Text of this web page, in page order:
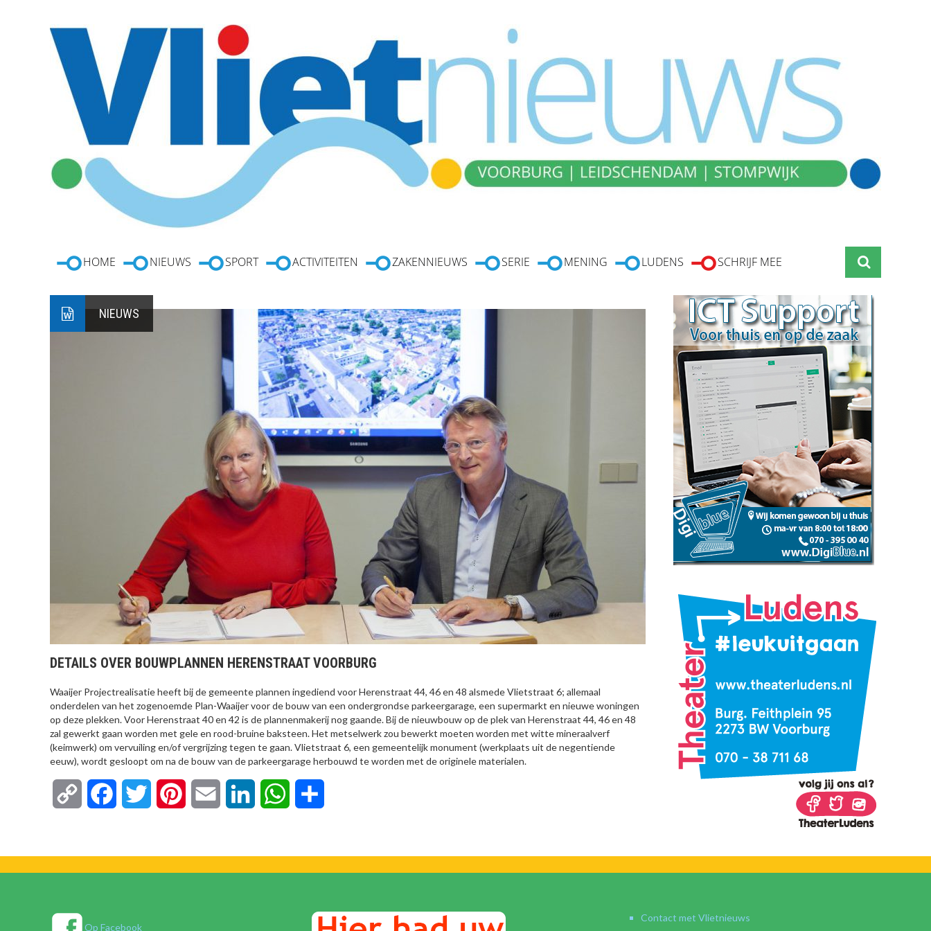
HOME NIEUWS SPORT ACTIVITEITEN ZAKENNIEUWS SERIE MENING LUDENS SCHRIJF MEE
NIEUWS
DETAILS OVER BOUWPLANNEN HERENSTRAAT VOORBURG
Waaijer Projectrealisatie heeft bij de gemeente plannen ingediend voor Herenstraat 44, 46 en 48 alsmede Vlietstraat 6; allemaal
onderdelen van het zogenoemde Plan-Waaijer voor de bouw van een ondergrondse parkeergarage, een supermarkt en nieuwe woningen
op deze plekken. Voor Herenstraat 40 en 42 is de plannenmakerij nog gaande. Bij de nieuwbouw op de plek van Herenstraat 44, 46 en 48
zal gewerkt gaan worden met gele en rood-bruine baksteen. Het metselwerk zou bewerkt moeten worden met witte mineraalverf
(keimwerk) om vervuiling en/of vergrijzing tegen te gaan. Vlietstraat 6, een gemeentelijk monument (werkplaats uit de negentiende
eeuw), wordt gesloopt om na de bouw van de parkeergarage herbouwd te worden met de originele materialen.
Copy FacebookTwitter Pinterest Email LinkedIn WhatsApp
Op Facebook
Contact met Vlietnieuws